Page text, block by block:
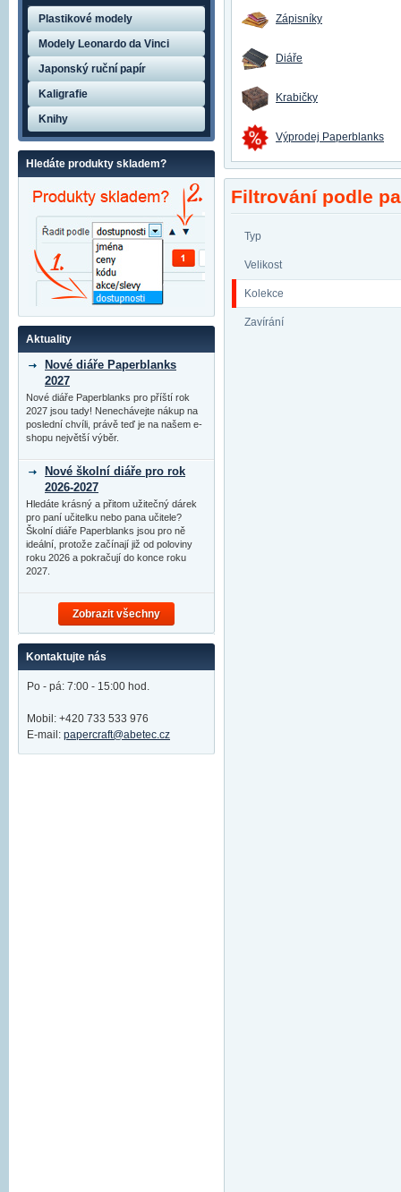
Zápisníky
Diáře
Krabičky
Výprodej Paperblanks
Filtrování podle
Typ
Velikost
Kolekce
Zavírání
Plastikové modely
Modely Leonardo da Vinci
Japonský ruční papír
Kaligrafie
Knihy
Hledáte produkty skladem?
Aktuality
Nové diáře Paperblanks
2027
Nové diáře Paperblanks pro příští rok
2027 jsou tady! Nenechávejte nákup na
poslední chvíli, právě teď je na našem e-
shopu největší výběr.
Nové školní diáře pro rok
2026-2027
Hledáte krásný a přitom užitečný dárek
pro paní učitelku nebo pana učitele?
Školní diáře Paperblanks jsou pro ně
ideální, protože začínají již od poloviny
roku 2026 a pokračují do konce roku
2027.
Zobrazit všechny
Kontaktujte nás
Po - pá: 7:00 - 15:00 hod.
Mobil: +420 733 533 976
E-mail: papercraft@abetec.cz